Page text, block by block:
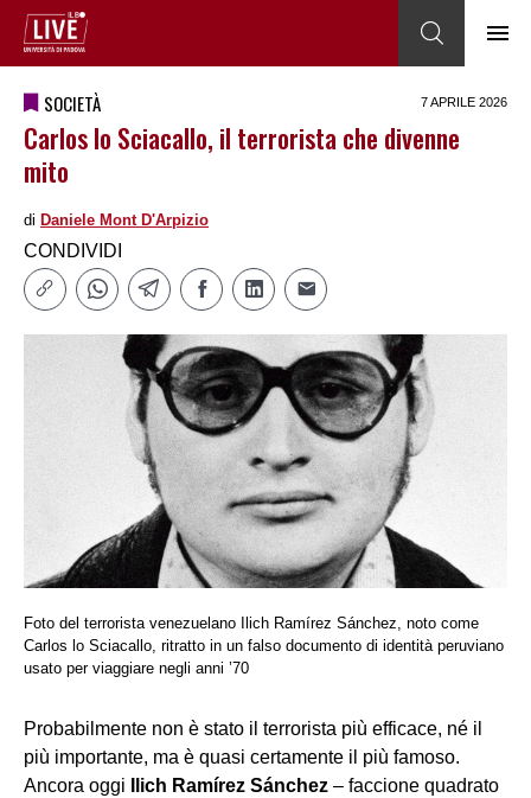
SOCIETÀ 7 APRILE 2026
Carlos lo Sciacallo, il terrorista che divenne
mito
di Daniele Mont D'Arpizio
CONDIVIDI
Foto del terrorista venezuelano Ilich Ramírez Sánchez, noto come
Carlos lo Sciacallo, ritratto in un falso documento di identità peruviano
usato per viaggiare negli anni ’70
Probabilmente non è stato il terrorista più efficace, né il
più importante, ma è quasi certamente il più famoso.
Ancora oggi
Ilich Ramírez Sánchez – faccione quadrato